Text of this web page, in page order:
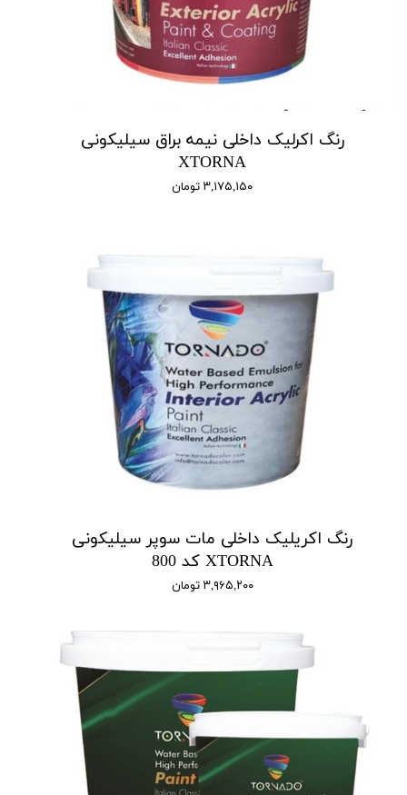
رنگ اکرلیک داخلی نیمه براق سیلیکونی
XTORNA
۳,۱۷۵,۱۵۰ تومان
رنگ اکریلیک داخلی مات سوپر سیلیکونی
XTORNA کد 800
۳,۹۶۵,۲۰۰ تومان